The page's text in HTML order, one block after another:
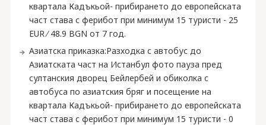
квартала Кадъкьой- прибирането до европейската
част става с ферибот при минимум 15 туристи - 25
EUR ∕ 48.9 BGN от 7 год.
Азиатска приказка:Разходка с автобус до
Азиатската част на Истанбул фото пауза пред
султанския дворец Бейлербей и обиколка с
автобуса по азиатския бряг и посещение на
квартала Кадъкьой- прибирането до европейската
част става с ферибот при минимум 15 туристи - 0